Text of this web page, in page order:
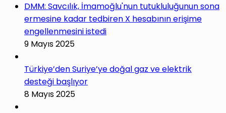
DMM: Savcılık, İmamoğlu'nun tutukluluğunun sona
ermesine kadar tedbiren X hesabının erişime
engellenmesini istedi
9 Mayıs 2025
Türkiye’den Suriye’ye doğal gaz ve elektrik
desteği başlıyor
8 Mayıs 2025